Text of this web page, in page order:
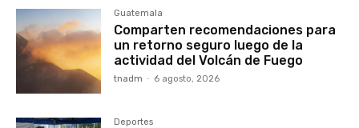
Guatemala
Comparten recomendaciones para
un retorno seguro luego de la
actividad del Volcán de Fuego
tnadm - 6 agosto, 2026
Deportes